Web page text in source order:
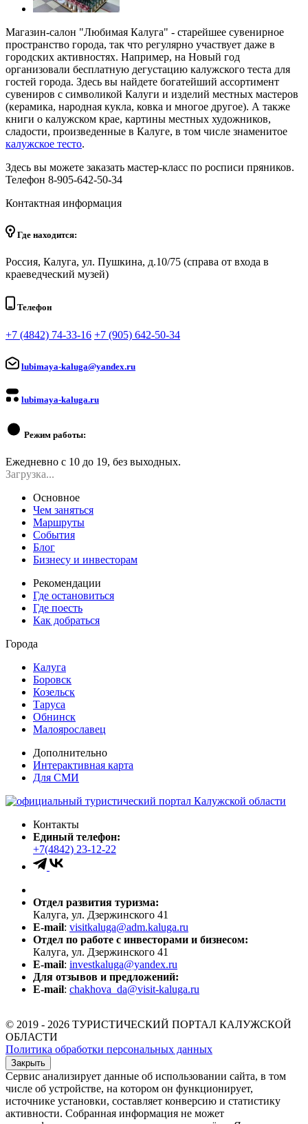
Магазин-салон "Любимая Калуга" - старейшее сувенирное
пространство города, так что регулярно участвует даже в
городских активностях. Например, на Новый год
организовали бесплатную дегустацию калужского теста для
гостей города. Здесь вы найдете богатейший ассортимент
сувениров с символикой Калуги и изделий местных мастеров
(керамика, народная кукла, ковка и многое другое). А также
книги о калужском крае, картины местных художников,
сладости, произведенные в Калуге, в том числе знаменитое
калужское тесто.
Здесь вы можете заказать мастер-класс по росписи пряников.
Телефон 8-905-642-50-34
Контактная информация
Где находится:
Россия, Калуга, ул. Пушкина, д.10/75 (справа от входа в
краеведческий музей)
Телефон
+7 (4842) 74-33-16 +7 (905) 642-50-34
lubimaya-kaluga@yandex.ru
lubimaya-kaluga.ru
Режим работы:
Ежедневно с 10 до 19, без выходных.
Загрузка...
Основное
Чем заняться
Маршруты
События
Блог
Бизнесу и инвесторам
Рекомендации
Где остановиться
Где поесть
Как добраться
Города
Калуга
Боровск
Козельск
Таруса
Обнинск
Малоярославец
Дополнительно
Интерактивная карта
Для СМИ
Контакты
Единый телефон:
+7(4842) 23-12-22
Отдел развития туризма:
Калуга, ул. Дзержинского 41
E-mail: visitkaluga@adm.kaluga.ru
Отдел по работе с инвесторами и бизнесом:
Калуга, ул. Дзержинского 41
E-mail: investkaluga@yandex.ru
Для отзывов и предложений:
E-mail: chakhova_da@visit-kaluga.ru
© 2019 - 2026 ТУРИСТИЧЕСКИЙ ПОРТАЛ КАЛУЖСКОЙ
ОБЛАСТИ
Политика обработки персональных данных
Закрыть
Сервис анализирует данные об использовании сайта, в том
числе об устройстве, на котором он функционирует,
источнике установки, составляет конверсию и статистику
активности. Собранная информация не может